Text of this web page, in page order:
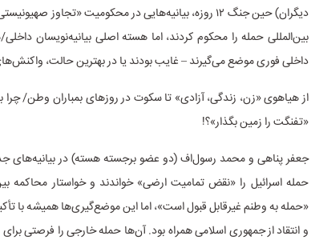
بین‌المللی حمله را محکوم کردند، اما هسته اصلی بیانیه‌نویسان
داخلی فوری موضع می‌گیرند – غایب بودند یا در بهترین حالت،
از هیاهوی «زن، زندگی، آزادی» تا سکوت در روزهای بمباران وطن/ چرا
«تفنگت را زمین بگذار»؟!
حمله اسرائیل را «نقض تمامیت ارضی» خواندند و خواستار محاکمه
«حمله به وطنم غیرقابل قبول است»، اما این موضع‌گیری‌ها همیشه با
و انتقاد از جمهوری اسلامی همراه بود. آن‌ها حمله خارجی را فرصتی برای